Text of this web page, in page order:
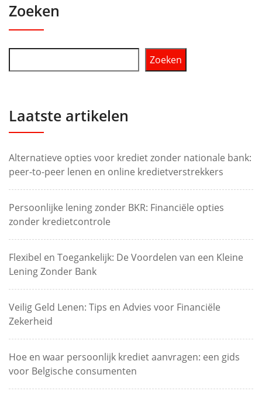
Zoeken
Zoeken
Laatste artikelen
Alternatieve opties voor krediet zonder nationale bank:
peer-to-peer lenen en online kredietverstrekkers
Persoonlijke lening zonder BKR: Financiële opties
zonder kredietcontrole
Flexibel en Toegankelijk: De Voordelen van een Kleine
Lening Zonder Bank
Veilig Geld Lenen: Tips en Advies voor Financiële
Zekerheid
Hoe en waar persoonlijk krediet aanvragen: een gids
voor Belgische consumenten